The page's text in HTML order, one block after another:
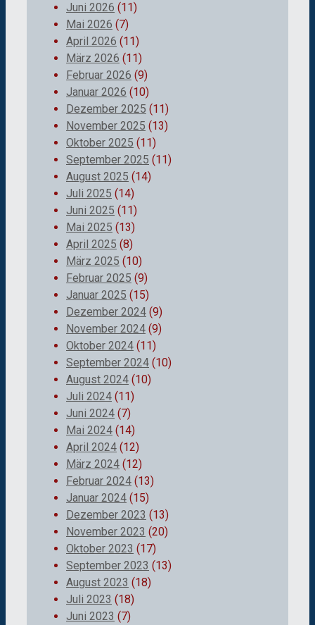
Juni 2026 (11)
Mai 2026 (7)
April 2026 (11)
März 2026 (11)
Februar 2026 (9)
Januar 2026 (10)
Dezember 2025 (11)
November 2025 (13)
Oktober 2025 (11)
September 2025 (11)
August 2025 (14)
Juli 2025 (14)
Juni 2025 (11)
Mai 2025 (13)
April 2025 (8)
März 2025 (10)
Februar 2025 (9)
Januar 2025 (15)
Dezember 2024 (9)
November 2024 (9)
Oktober 2024 (11)
September 2024 (10)
August 2024 (10)
Juli 2024 (11)
Juni 2024 (7)
Mai 2024 (14)
April 2024 (12)
März 2024 (12)
Februar 2024 (13)
Januar 2024 (15)
Dezember 2023 (13)
November 2023 (20)
Oktober 2023 (17)
September 2023 (13)
August 2023 (18)
Juli 2023 (18)
Juni 2023 (7)